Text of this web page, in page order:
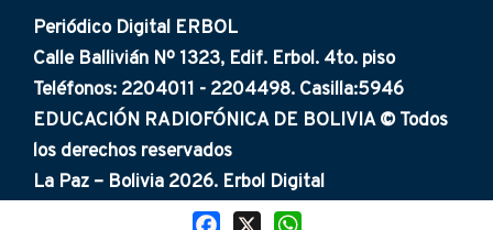
Facebook
Periódico Digital ERBOL
Calle Ballivián Nº 1323, Edif. Erbol. 4to. piso
Teléfonos: 2204011 - 2204498. Casilla:5946
EDUCACIÓN RADIOFÓNICA DE BOLIVIA © Todos
los derechos reservados
La Paz – Bolivia 2026. Erbol Digital